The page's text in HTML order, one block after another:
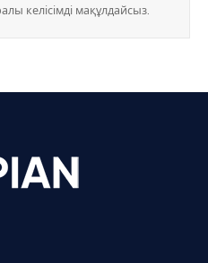
келісімді мақұлдайсыз.